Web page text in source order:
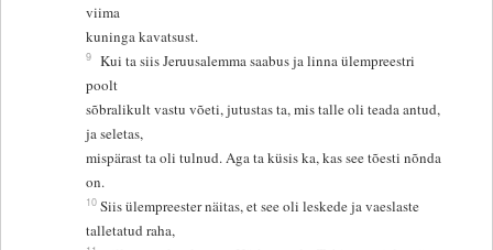
viima
kuninga kavatsust.
9 Kui ta siis Jeruusalemma saabus ja linna ülempreestri
poolt
sõbralikult vastu võeti, jutustas ta, mis talle oli teada antud,
ja seletas,
mispärast ta oli tulnud. Aga ta küsis ka, kas see tõesti nõnda
on.
10 Siis ülempreester näitas, et see oli leskede ja vaeslaste
talletatud raha,